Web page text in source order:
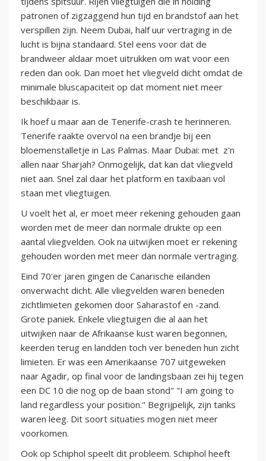
patronen of zigzaggend hun tijd en brandstof aan het
verspillen zijn. Neem Dubai, half uur vertraging in de
lucht is bijna standaard. Stel eens voor dat de
brandweer aldaar moet uitrukken om wat voor een
reden dan ook. Dan moet het vliegveld dicht omdat de
minimale bluscapaciteit op dat moment niet meer
beschikbaar is.
Ik hoef u maar aan de Tenerife-crash te herinneren.
Tenerife raakte overvol na een brandje bij een
bloemenstalletje in Las Palmas. Maar Dubai: met z'n
allen naar Sharjah? Onmogelijk, dat kan dat vliegveld
niet aan. Snel zal daar het platform en taxibaan vol
staan met vliegtuigen.
U voelt het al, er moet meer rekening gehouden gaan
worden met de meer dan normale drukte op een
aantal vliegvelden. Ook na uitwijken moet er rekening
gehouden worden met meer dan normale vertraging.
Eind 70'er jaren gingen de Canarische eilanden
onverwacht dicht. Alle vliegvelden waren beneden
zichtlimieten gekomen door Saharastof en -zand.
Grote paniek. Enkele vliegtuigen die al aan het
uitwijken naar de Afrikaanse kust waren begonnen,
keerden terug en landden toch ver beneden hun zicht
limieten. Er was een Amerikaanse 707 uitgeweken
naar Agadir, op final voor de landingsbaan zei hij tegen
een DC 10 die nog op de baan stond" "I am going to
land regardless your position." Begrijpelijk, zijn tanks
waren leeg. Dit soort situaties mogen niet meer
voorkomen.
Ook op Schiphol speelt dit probleem. Schiphol heeft